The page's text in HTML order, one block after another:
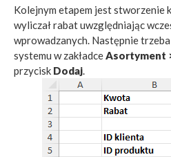
Kolejnym etapem jest stworzenie
wyliczał rabat uwzględniając
wprowadzanych. Następnie
systemu w zakładceAsortyment
przycisk Dodaj.